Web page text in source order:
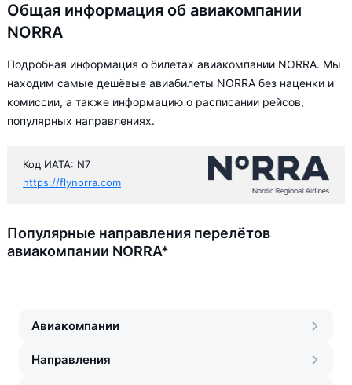
Общая информация об авиакомпании
NORRA
Подробная информация о билетах авиакомпании NORRA. Мы
находим самые дешёвые авиабилеты NORRA без наценки и
комиссии, а также информацию о расписании рейсов,
популярных направлениях.
Код ИАТА: N7
https://flynorra.com
Популярные направления перелётов
авиакомпании NORRA*
Авиакомпании
Направления